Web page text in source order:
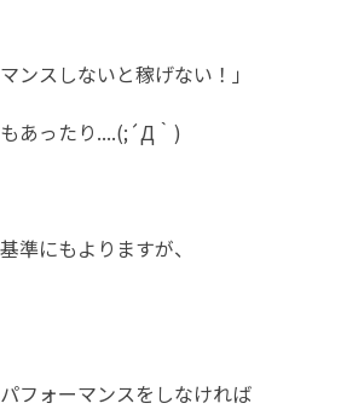
ンスしないと稼げない！」
あったり....(;´Д｀)
準にもよりますが、
フォーマンスをしなければ